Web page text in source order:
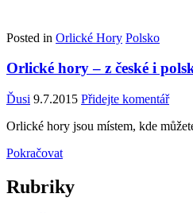
Posted in Orlické Hory Polsko
Orlické hory – z české i
Ďusi 9.7.2015 Přidejte komentář
Orlické hory jsou místem, kde
Pokračovat
Rubriky